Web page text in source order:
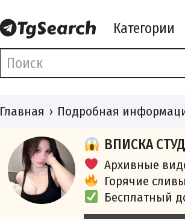
Категории
Главная Подробная
ВПИСКА
Архивные
Горячие сливы
Бесплатный